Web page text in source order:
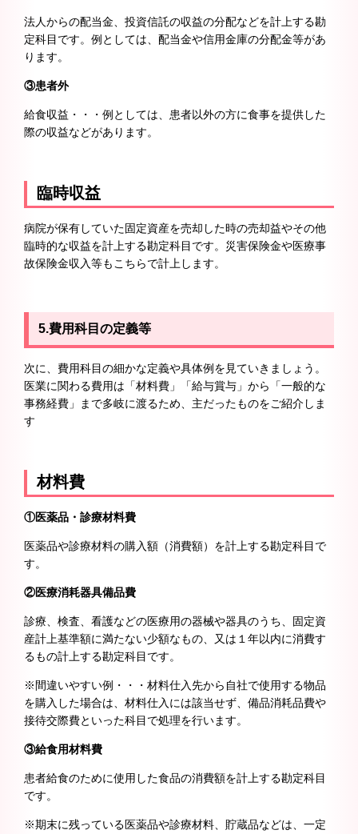
法人からの配当金、投資信託の収益の分配などを計上する勘
定科目です。例としては、配当金や信用金庫の分配金等があ
ります。
③患者外
給食収益・・・例としては、患者以外の方に食事を提供した
際の収益などがあります。
臨時収益
病院が保有していた固定資産を売却した時の売却益やその他
臨時的な収益を計上する勘定科目です。災害保険金や医療事
故保険金収入等もこちらで計上します。
5.費用科目の定義等
次に、費用科目の細かな定義や具体例を見ていきましょう。
医業に関わる費用は「材料費」「給与賞与」から「一般的な
事務経費」まで多岐に渡るため、主だったものをご紹介しま
す
材料費
①医薬品・診療材料費
医薬品や診療材料の購入額（消費額）を計上する勘定科目で
す。
②医療消耗器具備品費
診療、検査、看護などの医療用の器械や器具のうち、固定資
産計上基準額に満たない少額なもの、又は１年以内に消費す
るもの計上する勘定科目です。
※間違いやすい例・・・材料仕入先から自社で使用する物品
を購入した場合は、材料仕入には該当せず、備品消耗品費や
接待交際費といった科目で処理を行います。
③給食用材料費
患者給食のために使用した食品の消費額を計上する勘定科目
です。
※期末に残っている医薬品や診療材料、貯蔵品などは、一定